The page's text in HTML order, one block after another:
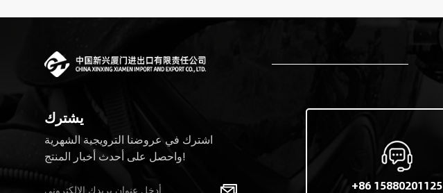
يشترك
اشترك في عروضنا الترويجية الشهرية
واحصل على أحدث أخبار المنتج!
+86 15880201125